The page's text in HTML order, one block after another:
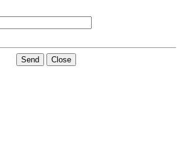
Send Close